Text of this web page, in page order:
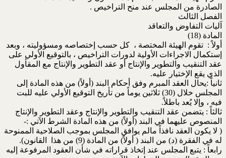
الصادرة من المجلس عند منح التراخيص .
الفصل الثالث
آليات التفاوض والتعاقد
المادة (18)
أولاً : تقوم الهيئة المختصة ، كل حسب إختصاصه ومسؤوليته ، وبعد
إستكمال الاجراءات الأولية لدورات التراخيص ، بالتوقيع الأولي على
عقد التنقيب والتطوير والإنتاج أو عقد التطوير والإنتاج مع المقأول
الذي يقع الإختيار عليه.
ثانياً :يحال العقد المبرم وفق أحكام البند (أولاً) من هذه المادة إلى
المجلس خلال (30) ثلاثين يوماً من تأريخ التوقيع الأولي عليه للبت
فيه ، وإلا يُعد باطلاً.
ثالثاً : يتضمن عقد التنقيب والتطوير والإنتاج وعقد التطوير والإنتاج
المنصوص عليهما في البند (أولاً) من هذه المادة الشرط الآتي :-
( لا يكون العقد نافذاً مالم يوافق المجلس بموجب الصلاحية الممنوحة
له في الفقرة (د) من البند ( أولاً) من المادة (9) من هذا القانون).
رابعاً : يتبع المجلس عند إتخاذ قراراته في شأن العقود المرفوعة إليه